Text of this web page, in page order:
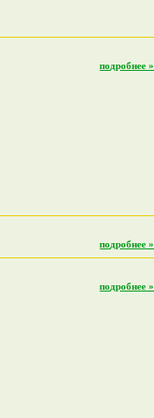
подробнее »
подробнее »
подробнее »